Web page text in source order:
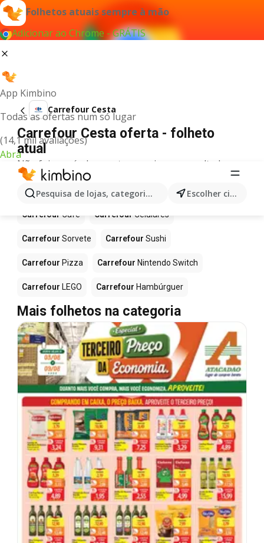
Folhetos atuais sempre à mão
Adicionar ao Chrome - GRÁTIS
App Kimbino
Todas as ofertas num só lugar
(14,1 mil avaliações)
Abra
Pesquisa de lojas, categorias,produtos... Escolher cidade
Carrefour Cesta
Carrefour Cesta oferta - folheto
atual
Não foi possível encontrar quaisquer resultados
para este termo.
Mais produtos em Carrefour
Carrefour Café Carrefour Celulares
Carrefour Sorvete Carrefour Sushi
Carrefour Pizza Carrefour Nintendo Switch
Carrefour LEGO Carrefour Hambúrguer
Mais folhetos na categoria